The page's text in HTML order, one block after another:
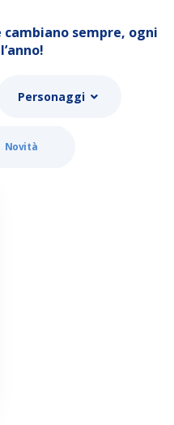
sempre, ogni
Personaggi
Novità